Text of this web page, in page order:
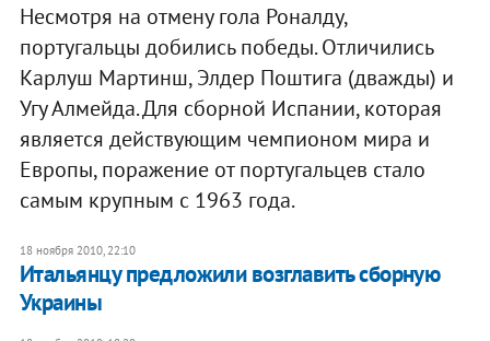
Несмотря на отмену гола Роналду,
португальцы добились победы. Отличились
Карлуш Мартинш, Элдер Поштига (дважды) и
Угу Алмейда. Для сборной Испании, которая
является действующим чемпионом мира и
Европы, поражение от португальцев стало
самым крупным с 1963 года.
18 ноября 2010, 22:10
Итальянцу предложили возглавить сборную
Украины